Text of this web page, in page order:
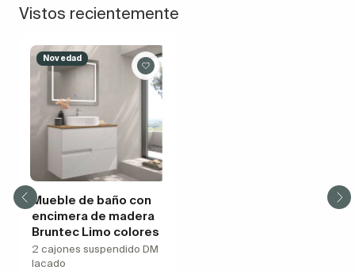
Vistos recientemente
Novedad
Mueble de baño con
encimera de madera
Bruntec Limo colores
2 cajones suspendido DM
lacado